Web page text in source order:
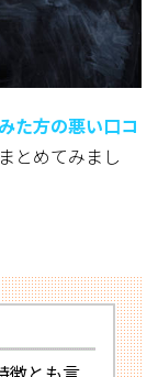
た方の悪い口コ
とめてみまし